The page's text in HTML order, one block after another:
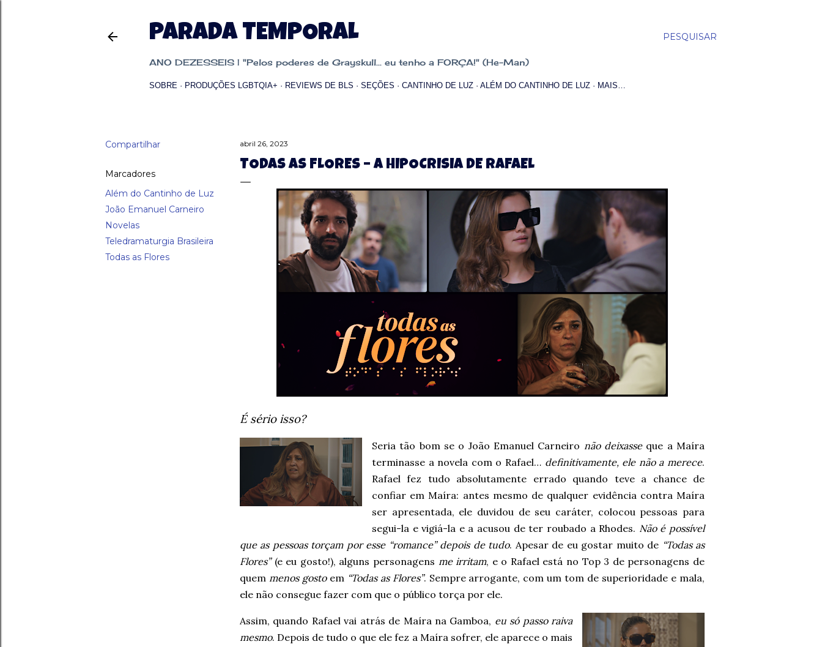
PESQUISAR
PARADA TEMPORAL
ANO DEZESSEIS | "Pelos poderes de Grayskull... eu tenho a FORÇA!" (He-Man)
SOBRE PRODUÇÕES LGBTQIA+ REVIEWS DE BLS SEÇÕES CANTINHO DE LUZ ALÉM DO CANTINHO DE LUZ MAIS…
Compartilhar
Marcadores
Além do Cantinho de Luz
João Emanuel Carneiro
Novelas
Teledramaturgia Brasileira
Todas as Flores
abril 26, 2023
TODAS AS FLORES – A HIPOCRISIA DE RAFAEL
É sério isso?
Seria tão bom se o João Emanuel Carneiro não deixasseque a Maíra
terminasse a novela com o Rafael… definitivamente, ele não a merece.
Rafael fez tudo absolutamente errado quando teve a chance de
confiar em Maíra: antes mesmo de qualquer evidência contra Maíra
ser apresentada, ele duvidou de seu caráter, colocou pessoas para
segui-la e vigiá-la e a acusou de ter roubado a Rhodes. Não é possível
que as pessoas torçam por esse “romance” depois de tudo. Apesar de eu gostar muito de “Todas as
Flores”(e eu gosto!), alguns personagens me irritam, e o Rafael está no Top 3 de personagens de
quem menos gostoem “Todas as Flores”. Sempre arrogante, com um tom de superioridade e mala,
ele não consegue fazer com que o público torça por ele.
Assim, quando Rafael vai atrás de Maíra na Gamboa, eu só passo raiva
mesmo. Depois de tudo o que ele fez a Maíra sofrer, ele aparece o mais